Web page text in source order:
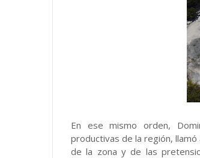
En ese mismo orden,
productivas de la región,
de la zona y de las